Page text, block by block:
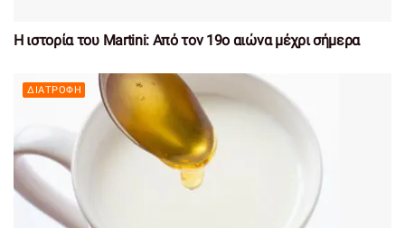
Η ιστορία του Martini: Από τον 19ο αιώνα μέχρι σήμερα
ΔΙΑΤΡΟΦΉ